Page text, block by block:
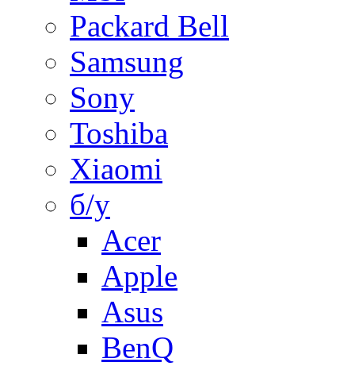
Packard Bell
Samsung
Sony
Toshiba
Xiaomi
б/у
Acer
Apple
Asus
BenQ